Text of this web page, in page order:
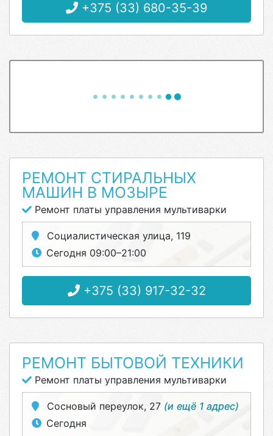
+375 (33) 680-35-39
РЕМОНТ СТИРАЛЬНЫХ
МАШИН В МОЗЫРЕ
Ремонт платы управления мультиварки
Социалистическая улица, 119
Сегодня 09:00–21:00
+375 (33) 917-32-32
РЕМОНТ БЫТОВОЙ ТЕХНИКИ
Ремонт платы управления мультиварки
Сосновый переулок, 27 (и ещё 1 адрес)
Сегодня